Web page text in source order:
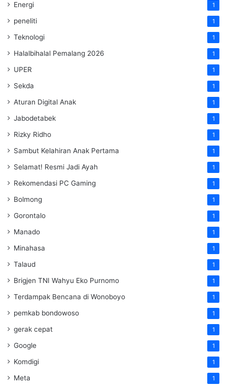
Energi 1
peneliti 1
Teknologi 1
Halalbihalal Pemalang 2026 1
UPER 1
Sekda 1
Aturan Digital Anak 1
Jabodetabek 1
Rizky Ridho 1
Sambut Kelahiran Anak Pertama 1
Selamat! Resmi Jadi Ayah 1
Rekomendasi PC Gaming 1
Bolmong 1
Gorontalo 1
Manado 1
Minahasa 1
Talaud 1
Brigjen TNI Wahyu Eko Purnomo 1
Terdampak Bencana di Wonoboyo 1
pemkab bondowoso 1
gerak cepat 1
Google 1
Komdigi 1
Meta 1